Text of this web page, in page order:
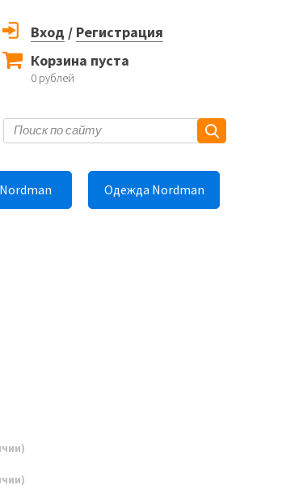
Вход / Регистрация
Корзина пуста
0 рублей
Одежда Nordman